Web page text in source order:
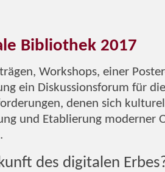
Bibliothek 2017
Workshops, einer
ein Diskussionsforum für
denen sich
und Etablierung moderner
des digitalen